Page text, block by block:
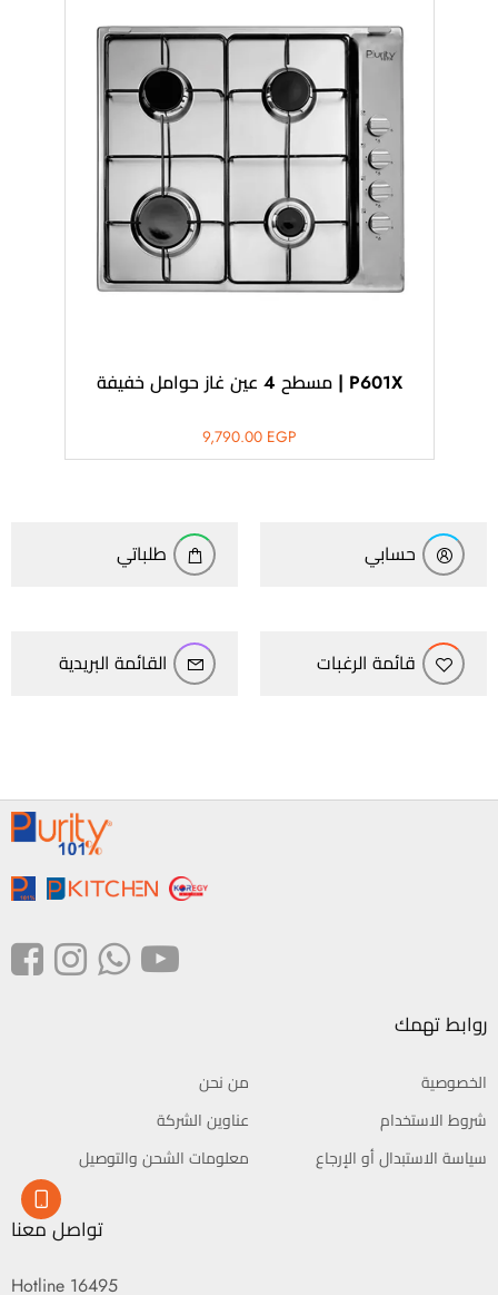
P601X | مسطح 4 عين غاز حوامل خفيفة
9,790.00 EGP
حسابي طلباتي
قائمة الرغبات القائمة البريدية
روابط تهمك
من نحن
الخصوصية
عناوين الشركة
شروط الاستخدام
معلومات الشحن والتوصيل
سياسة الاستبدال أو الإرجاع
تواصل معنا
Hotline 16495